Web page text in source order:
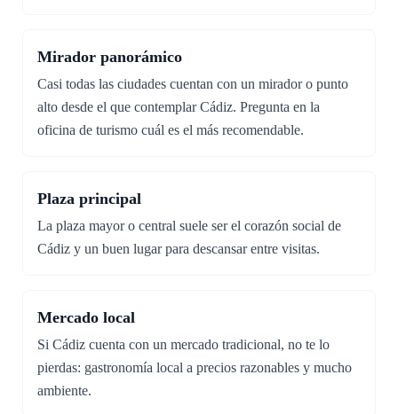
Mirador panorámico
Casi todas las ciudades cuentan con un mirador o punto
alto desde el que contemplar Cádiz. Pregunta en la
oficina de turismo cuál es el más recomendable.
Plaza principal
La plaza mayor o central suele ser el corazón social de
Cádiz y un buen lugar para descansar entre visitas.
Mercado local
Si Cádiz cuenta con un mercado tradicional, no te lo
pierdas: gastronomía local a precios razonables y mucho
ambiente.